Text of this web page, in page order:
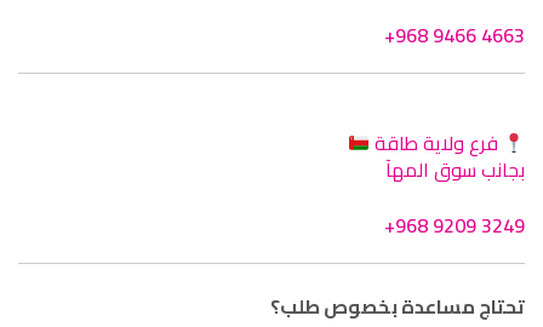
+968 9466 4663
فرع ولاية طاقة
بجانب سوق المهآ
+968 9209 3249
تحتاج مساعدة بخصوص طلب؟